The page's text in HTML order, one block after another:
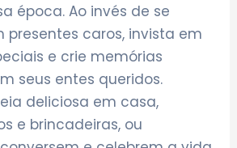
época. Ao invés de se
presentes caros, invista em
e crie memórias
seus entes queridos.
deliciosa em casa,
e brincadeiras, ou